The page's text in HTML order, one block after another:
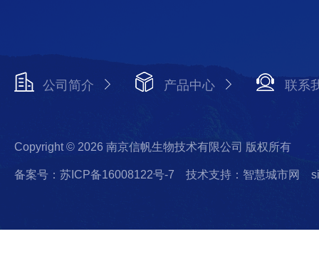
公司简介 产品中心 联系
Copyright © 2026 南京信帆生物技术有限公司 版权所有
备案号：苏ICP备16008122号-7 技术支持：智慧城市网